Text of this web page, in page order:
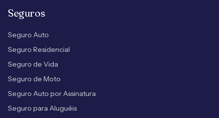
Seguros
Seguro Auto
Seguro Residencial
Seguro de Vida
Seguro de Moto
Seguro Auto por Assinatura
Seguro para Aluguéis